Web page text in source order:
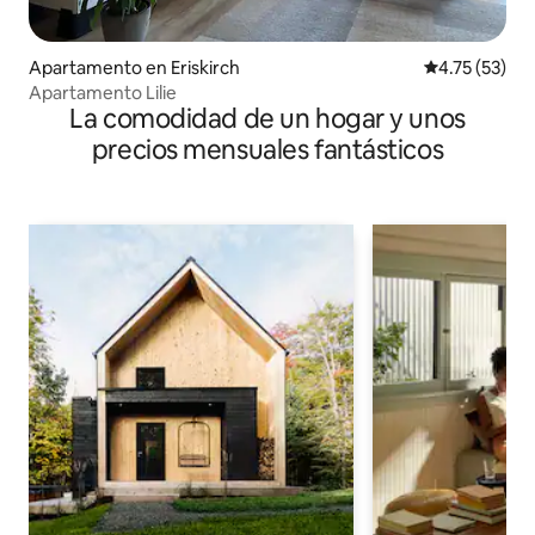
Apartamento en Eriskirch Calificación
4.75 (53)
Apartamento Lilie
La comodidad de un hogar y unos
precios mensuales fantásticos